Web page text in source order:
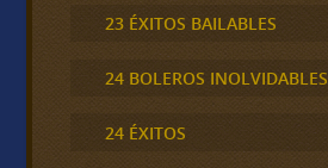
23 ÉXITOS BAILABLES
24 BOLEROS INOLVIDABLES
24 ÉXITOS